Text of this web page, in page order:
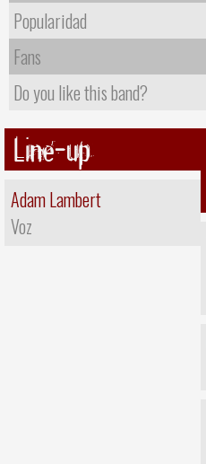
Popularidad
Fans
Do you like this band?
Line-up
Adam Lambert
Voz